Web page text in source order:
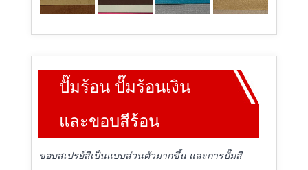
ปั๊มร้อน ปั๊มร้อนเงิน
และขอบสีร้อน
ขอบสเปรย์สีเป็นแบบส่วนตัวมากขึ้น และการปั๊มสี